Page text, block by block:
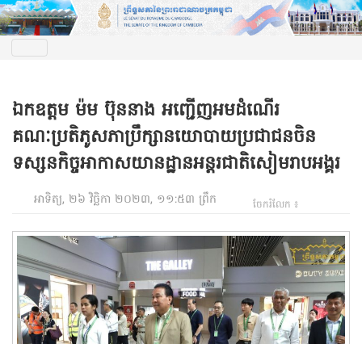
ឯកឧត្តម ម៉ម ប៊ុននាង អញ្ជើញអមដំណើរ
គណៈប្រតិភូសភាប្រឹក្សានយោបាយប្រជាជនចិន
ទស្សនកិច្ចអាកាសយានដ្ឋានអន្តរជាតិសៀមរាបអង្គរ
អាទិត្យ, ២៦ វិច្ឆិកា ២០២៣, ១១:៥៣ ព្រឹក ចែករំលែក ៖